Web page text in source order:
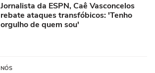
Jornalista da ESPN, Caê Vasconcelos
rebate ataques transfóbicos: 'Tenho
orgulho de quem sou'
NÓS